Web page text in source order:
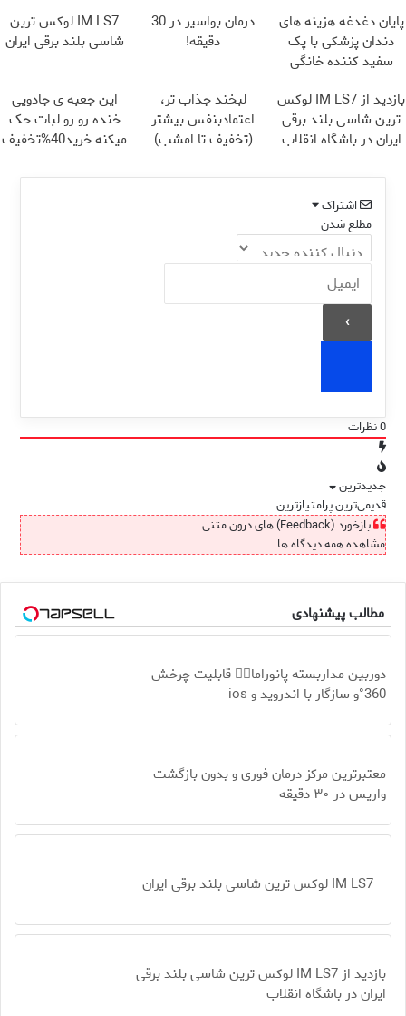
پایان دغدغه هزینه های
دندان پزشکی با پک
سفید کننده خانگی
درمان بواسیر در 30
دقیقه!
IM LS7 لوکس ترین
شاسی بلند برقی ایران
بازدید از IM LS7 لوکس
ترین شاسی بلند برقی
ایران در باشگاه انقلاب
لبخند جذاب تر،
اعتمادبنفس بیشتر
(تخفیف تا امشب)
این جعبه ی جادویی
خنده رو رو لبات حک
میکنه خرید40%تخفیف
اشتراک
مطلع شدن
0نظرات
جدیدترین
قدیمی‌ترینپرامتیازترین
بازخورد (Feedback) های درون متنی
مشاهده همه دیدگاه ها
مطالب پیشنهادی
دوربین مداربسته پانوراما👈🏻 قابلیت چرخش
360°و سازگار با اندروید و ios
معتبرترین مرکز درمان فوری و بدون بازگشت
واریس در ۳۰ دقیقه
IM LS7 لوکس ترین شاسی بلند برقی ایران
بازدید از IM LS7 لوکس ترین شاسی بلند برقی
ایران در باشگاه انقلاب